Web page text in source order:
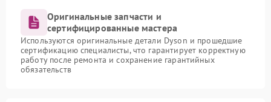
Оригинальные запчасти и
сертифицированные мастера
Используются оригинальные детали Dyson и прошедшие
сертификацию специалисты, что гарантирует корректную
работу после ремонта и сохранение гарантийных
обязательств